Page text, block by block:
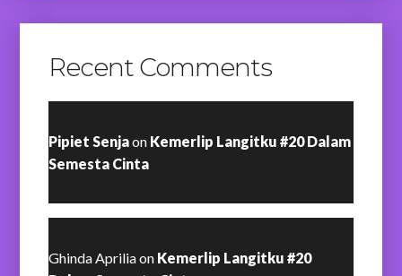
Recent Comments
Pipiet Senjaon Kemerlip Langitku #20 Dalam
Semesta Cinta
Ghinda Apriliaon Kemerlip Langitku #20